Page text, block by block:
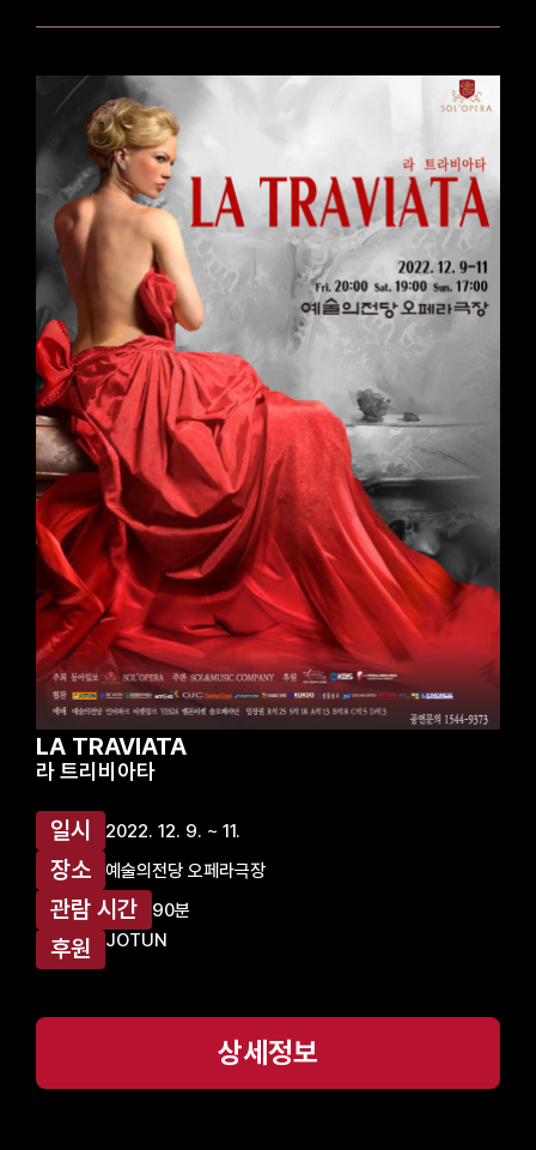
LA TRAVIATA
라 트리비아타
일시 2022. 12. 9. ~ 11.
장소 예술의전당 오페라극장
관람 시간 90분
후원 JOTUN
상세정보